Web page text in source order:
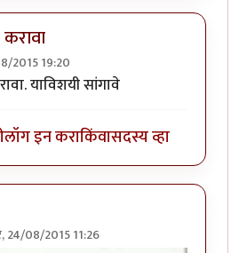
2015 19:20
याविशयी सांगावे
लॉग इन कराकिंवासदस्य व्हा
24/08/2015 11:26